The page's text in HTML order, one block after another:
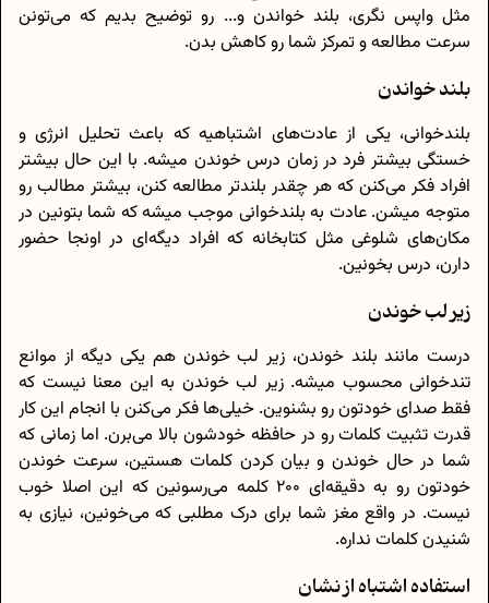
مثل واپس نگری، بلند خواندن و... رو توضیح بدیم که می‌‎تونن
سرعت مطالعه و تمرکز شما رو کاهش بدن.
بلند خواندن
بلندخوانی، یکی از عادت‌های اشتباهیه که باعث تحلیل انرژی و
خستگی بیشتر فرد در زمان درس خوندن میشه. با این حال بیشتر
افراد فکر می‌کنن که هر چقدر بلندتر مطالعه کنن، بیشتر مطالب رو
متوجه میشن. عادت به بلندخوانی موجب میشه که شما بتونین در
مکان‌های شلوغی مثل کتابخانه که افراد دیگه‌ای در اونجا حضور
دارن، درس بخونین.
زیر لب خوندن
درست مانند بلند خوندن، زیر لب خوندن هم یکی دیگه از موانع
تندخوانی محسوب میشه. زیر لب خوندن به این معنا نیست که
فقط صدای خودتون رو بشنوین. خیلی‌ها فکر می‌کنن با انجام این کار
قدرت تثبیت کلمات رو در حافظه خودشون بالا می‌برن. اما زمانی که
شما در حال خوندن و بیان کردن کلمات هستین، سرعت خوندن
خودتون رو به دقیقه‌ای 200 کلمه می‌رسونین که این اصلا خوب
نیست. در واقع مغز شما برای درک مطلبی که می‌خونین، نیازی به
شنیدن کلمات نداره.
استفاده اشتباه از نشان